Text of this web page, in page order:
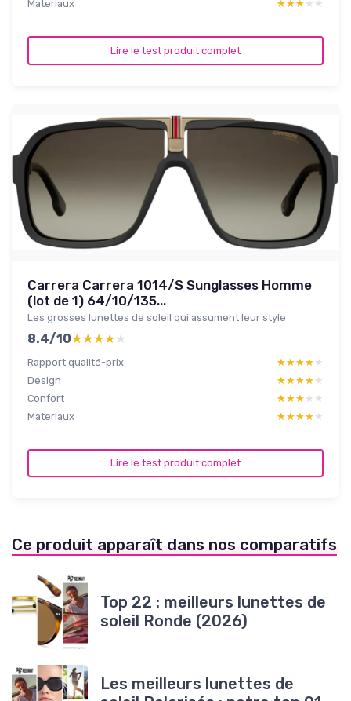
Materiaux
★★★★★
★★★★★
Lire le test produit complet
Carrera Carrera 1014/S Sunglasses Homme
(lot de 1) 64/10/135...
Les grosses lunettes de soleil qui assument leur style
8.4/10★★★★★
★★★★★
Rapport qualité-prix ★★★★★
★★★★★
Design
★★★★★
★★★★★
Confort
★★★★★
★★★★★
Materiaux
★★★★★
★★★★★
Lire le test produit complet
Ce produit apparaît dans nos comparatifs
Top 22 : meilleurs lunettes de
soleil Ronde (2026)
Les meilleurs lunettes de